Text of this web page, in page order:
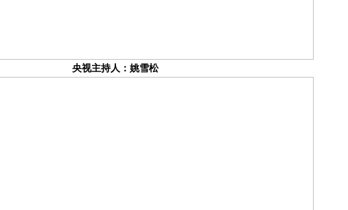
央视主持人：姚雪松